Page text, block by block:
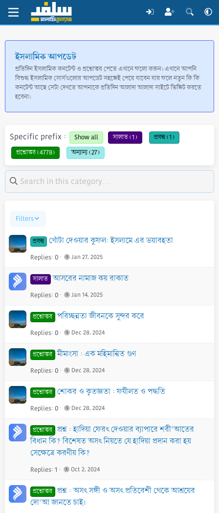
ইসলামিক আপডেট
প্রতিদিন ইসলামিক কনটেন্ট ও প্রশ্নোত্তর পেতে এখানে ফলো করুন। এখানে আপনি
বিশুদ্ধ ইসলামিক সোর্সগুলোর আপডেট সহজেই পেয়ে যাবেন যার ফলে নতুন কি কি
কনটেন্ট আছে সেটা দেখতে আপনাকে প্রতিদিন আলাদা আলাদা সাইটে ভিজিট করতে
হবেনা।
Specific prefix : Show all সালাত (1)
প্রবন্ধ (1)
প্রশ্নোত্তর (4778)
অন্যান্য (27)
Filters
প্রবন্ধ খোঁটা দেওয়ার কুফল: ইসলামে এর ভয়াবহতা
Replies 0 Jan 27, 2025
সালাত আসরের নামাজ কয় রাকাত
Replies 0 Jan 14, 2025
প্রশ্নোত্তর পরিচ্ছন্নতা জীবনকে সুন্দর করে
Replies 0 Dec 28, 2024
প্রশ্নোত্তর মীমাংসা : এক মহিমান্বিত গুণ
Replies 0 Dec 28, 2024
প্রশ্নোত্তর শোকর ও কৃতজ্ঞতা : ফযীলত ও পদ্ধতি
Replies 0 Dec 28, 2024
প্রশ্নোত্তর প্রশ্ন : হাদিয়া ফেরৎ দেওয়ার ব্যাপারে শরী‘আতের
বিধান কি? বিশেষত অসৎ নিয়তে যে হাদিয়া প্রদান করা হয়
সেক্ষেত্রে করণীয় কি?
Replies 1 Oct 2, 2024
প্রশ্নোত্তর প্রশ্ন : অসৎ সঙ্গী ও অসৎ প্রতিবেশী থেকে আশ্রয়ের
দো‘আ জানতে চাই।